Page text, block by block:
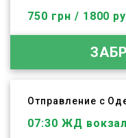
750 грн / 1800
Отправление с
07:30 ЖД вокзал